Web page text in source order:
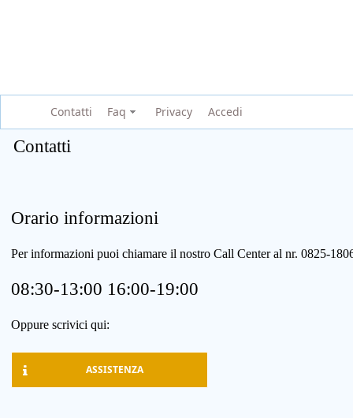
Contatti Faq Privacy Accedi
Contatti
Orario informazioni
Per informazioni puoi chiamare il nostro Call Center al nr. 0825-
08:30-13:00 16:00-19:00
Oppure scrivici qui:
ASSISTENZA